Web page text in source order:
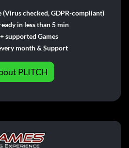
(Virus checked, GDPR-compliant)
in less than 5 min
supported Games
month & Support
PLITCH